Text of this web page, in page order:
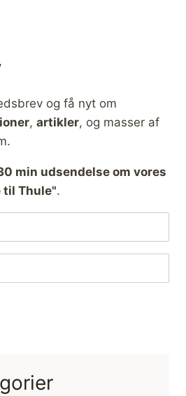
og få nyt om
, artikler, og masser af
min udsendelse om vores
til Thule".